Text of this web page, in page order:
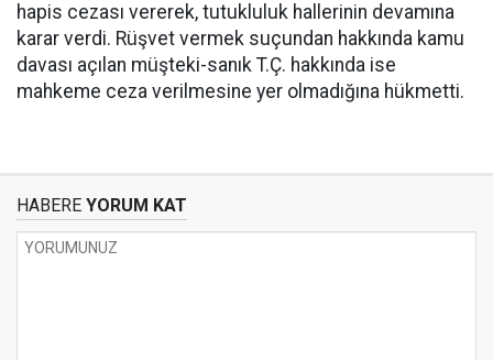
hapis cezası vererek, tutukluluk hallerinin devamına
karar verdi. Rüşvet vermek suçundan hakkında kamu
davası açılan müşteki-sanık T.Ç. hakkında ise
mahkeme ceza verilmesine yer olmadığına hükmetti.
HABERE YORUM KAT